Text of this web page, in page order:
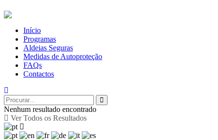
Início
Programas
Aldeias Seguras
Medidas de Autoproteção
FAQs
Contactos
Nenhum resultado encontrado
Ver Todos os Resultados